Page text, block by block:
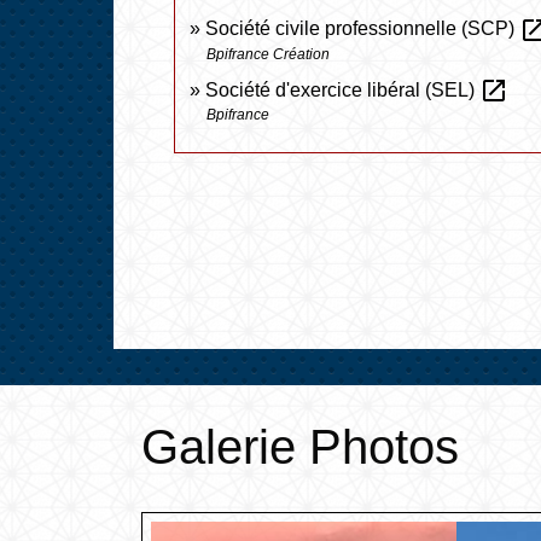
Société civile professionnelle (SCP)
Bpifrance Création
Société d'exercice libéral (SEL) open_in_new
Bpifrance
Galerie Photos